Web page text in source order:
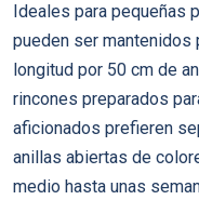
Ideales para pequeñas
pueden ser mantenidos
longitud por 50 cm de
rincones preparados
aficionados prefieren
anillas abiertas de
medio hasta unas